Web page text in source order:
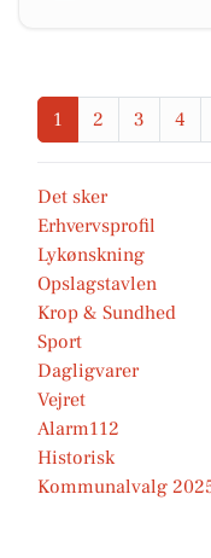
1 2 3 4
Det sker
Erhvervsprofil
Lykønskning
Opslagstavlen
Krop & Sundhed
Sport
Dagligvarer
Vejret
Alarm112
Historisk
Kommunalvalg